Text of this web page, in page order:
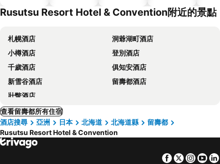
Rusutsu Resort Hotel & Convention附近的景點
札幌酒店
洞爺湖町酒店
小樽酒店
登別酒店
千歲酒店
俱知安酒店
新雪谷酒店
留壽都酒店
壯瞥酒店
查看留壽都所有住宿
酒店搜尋
亞洲 日本 北海道 北海道縣
留壽都
Rusutsu Resort Hotel & Convention
Facebook
Twitter